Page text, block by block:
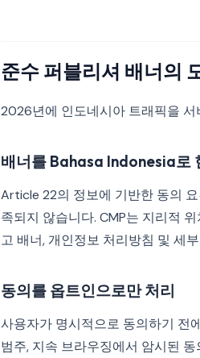
준수 퍼블리셔 배너의
2026년에 인도네시아 트래픽을
배너를 Bahasa Indonesia로
Article 22의 정보에 기반한 동의
족되지 않습니다. CMP는 지리적
고 배너, 개인정보 처리방침 및 세
동의를 옵트인으로만 처리
사용자가 명시적으로 동의하기 전
범주, 지속 브라우징에서 암시된